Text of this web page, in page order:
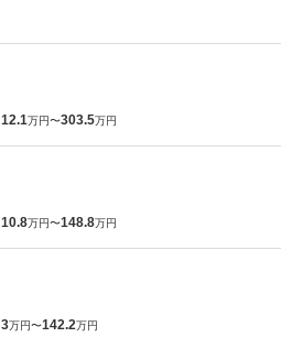
12.1万円〜303.5万円
10.8万円〜148.8万円
3万円〜142.2万円